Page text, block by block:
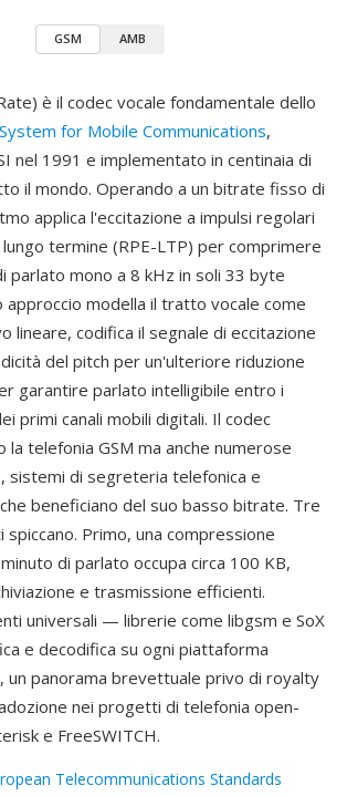
GSM AMB
è il codec vocale fondamentale dello
for Mobile Communications,
nel 1991 e implementato in centinaia di
il mondo. Operando a un bitrate fisso di
applica l'eccitazione a impulsi regolari
termine (RPE-LTP) per comprimere
parlato mono a 8 kHz in soli 33 byte
approccio modella il tratto vocale come
lineare, codifica il segnale di eccitazione
del pitch per un'ulteriore riduzione
garantire parlato intelligibile entro i
primi canali mobili digitali. Il codec
la telefonia GSM ma anche numerose
, sistemi di segreteria telefonica e
beneficiano del suo basso bitrate. Tre
Primo, una compressione
di parlato occupa circa 100 KB,
e trasmissione efficienti.
universali — librerie come libgsm e SoX
e decodifica su ogni piattaforma
un panorama brevettuale privo di royalty
nei progetti di telefonia open-
e FreeSWITCH.
Telecommunications Standards